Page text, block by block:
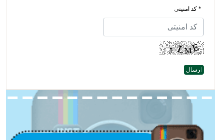
* کد امنیتی